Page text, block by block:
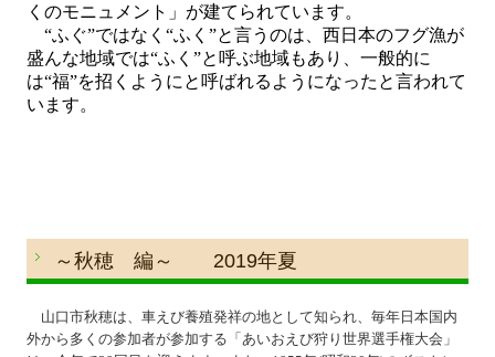
くのモニュメント」が建てられています。
“ふぐ”ではなく“ふく”と言うのは、西日本のフグ漁が
盛んな地域では“ふく”と呼ぶ地域もあり、一般的に
は“福”を招くようにと呼ばれるようになったと言われて
います。
～秋穂 編～ 2019年夏
山口市秋穂は、車えび養殖発祥の地として知られ、毎年日本国内
外から多くの参加者が参加する「あいおえび狩り世界選手権大会」